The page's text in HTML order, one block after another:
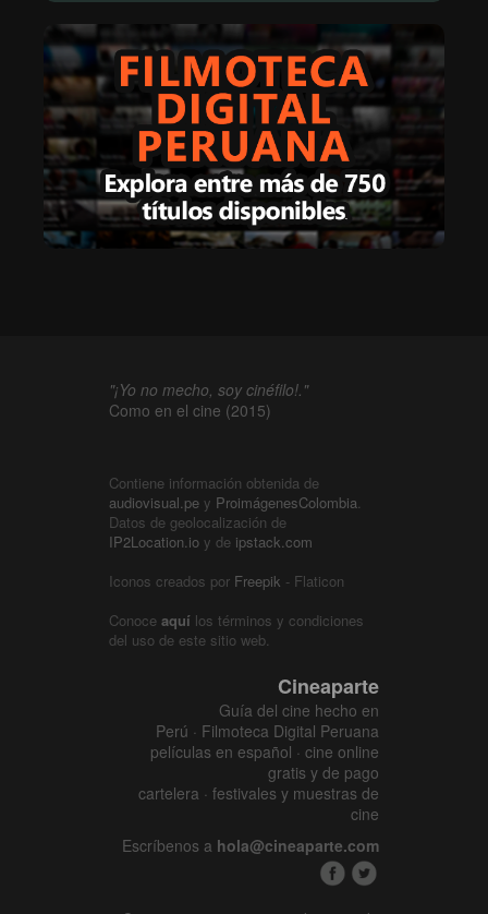
"¡Yo no mecho, soy cinéfilo!."
Como en el cine (2015)
Contiene información obtenida de
audiovisual.pe y ProimágenesColombia.
Datos de geolocalización de
IP2Location.io y de ipstack.com
Iconos creados por Freepik - Flaticon
Conoce aquí los términos y condiciones
del uso de este sitio web.
Cineaparte
Guía del cine hecho en
Perú · Filmoteca Digital Peruana
películas en español · cine online
gratis y de pago
cartelera · festivales y muestras de
cine
Escríbenos a hola@cineaparte.com